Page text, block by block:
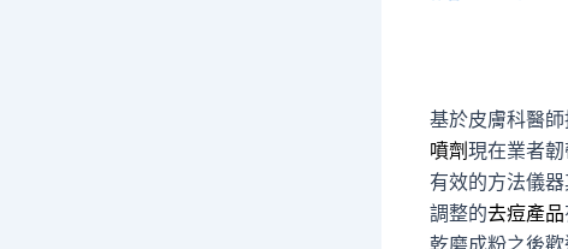
基於皮膚科醫
噴劑現在業者
有效的方法儀
調整的去痘產品
乾磨成粉之後